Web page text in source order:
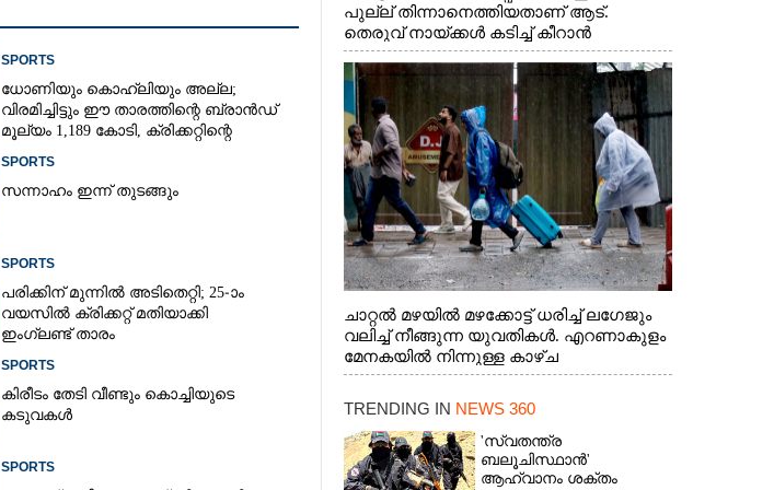
SPORTS
ധോണിയും കൊഹ്‌ലിയും അല്ല;
വിരമിച്ചിട്ടും ഈ താരത്തിന്റെ ബ്രാൻഡ്
മൂല്യം 1,189 കോടി, ക്രിക്കറ്റിന്റെ
SPORTS
സന്നാഹം ഇന്ന് തുടങ്ങും
SPORTS
പരിക്കിന് മുന്നിൽ അടിതെറ്റി; 25-ാം
വയസിൽ ക്രിക്കറ്റ് മതിയാക്കി
ഇംഗ്ലണ്ട് താരം
SPORTS
കിരീ‌ടം തേടി വീണ്ടും കൊച്ചിയുടെ
കടുവകൾ
SPORTS
പുല്ല് തിന്നാനെത്തിയതാണ് ആട്.
തെരുവ് നായ്ക്കൾ കടിച്ച് കീറാൻ
വന്നതോടെ വയറിന്റെ ആന്തൽ മറന്ന്
ജീവന് വേണ്ടിയായി ഓട്ടം. എറണാകുളം
വാത്തുരുത്തിയിൽ നിന്നുള്ള കാഴ്ച
ചാറ്റൽ മഴയിൽ മഴക്കോട്ട് ധരിച്ച് ലഗേജും
വലിച്ച് നീങ്ങുന്ന യുവതികൾ. എറണാകുളം
മേനകയിൽ നിന്നുള്ള കാഴ്ച
TRENDING IN NEWS 360
'സ്വതന്ത്ര
ബലൂചിസ്ഥാൻ'
ആഹ്വാനം ശക്തം